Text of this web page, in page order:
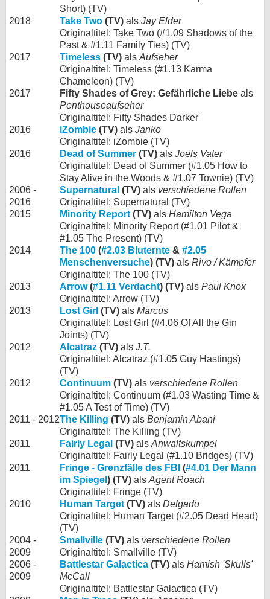
Short) (TV)
2018
Take Two (TV) als Jay Elder
Originaltitel: Take Two (#1.09 Shadows of the
Past & #1.11 Family Ties) (TV)
2017
Timeless (TV) als Aufseher
Originaltitel: Timeless (#1.13 Karma
Chameleon) (TV)
2017
Fifty Shades of Grey: Gefährliche Liebe als
Penthouseaufseher
Originaltitel: Fifty Shades Darker
2016
iZombie (TV) als Janko
Originaltitel: iZombie (TV)
2016
Dead of Summer (TV) als Joels Vater
Originaltitel: Dead of Summer (#1.05 How to
Stay Alive in the Woods & #1.07 Townie) (TV)
2006 -
2016
Supernatural (TV) als verschiedene Rollen
Originaltitel: Supernatural (TV)
2015
Minority Report (TV) als Hamilton Vega
Originaltitel: Minority Report (#1.01 Pilot &
#1.05 The Present) (TV)
2014
The 100 (#2.03 Bluternte & #2.05
Menschenversuche) (TV) als Rivo / Kämpfer
Originaltitel: The 100 (TV)
2013
Arrow(#1.11 Verdacht) (TV) als Paul Knox
Originaltitel: Arrow (TV)
2013
Lost Girl (TV) als Marcus
Originaltitel: Lost Girl (#4.06 Of All the Gin
Joints) (TV)
2012
Alcatraz (TV) als J.T.
Originaltitel: Alcatraz (#1.05 Guy Hastings)
(TV)
2012
Continuum (TV) als verschiedene Rollen
Originaltitel: Continuum (#1.03 Wasting Time &
#1.05 A Test of Time) (TV)
2011 - 2012The Killing (TV) als Benjamin Abani
Originaltitel: The Killing (TV)
2011
Fairly Legal (TV) als Anwaltskumpel
Originaltitel: Fairly Legal (#1.10 Bridges) (TV)
2011
Fringe - Grenzfälle des FBI (#4.01 Der Mann
im Spiegel ) (TV) als Agent Roach
Originaltitel: Fringe (TV)
2010
Human Target (TV) als Delgado
Originaltitel: Human Target (#2.05 Dead Head)
(TV)
2004 -
2009
Smallville (TV) als verschiedene Rollen
Originaltitel: Smallville (TV)
2006 -
2009
Battlestar Galactica (TV) als Hamish 'Skulls'
McCall
Originaltitel: Battlestar Galactica (TV)